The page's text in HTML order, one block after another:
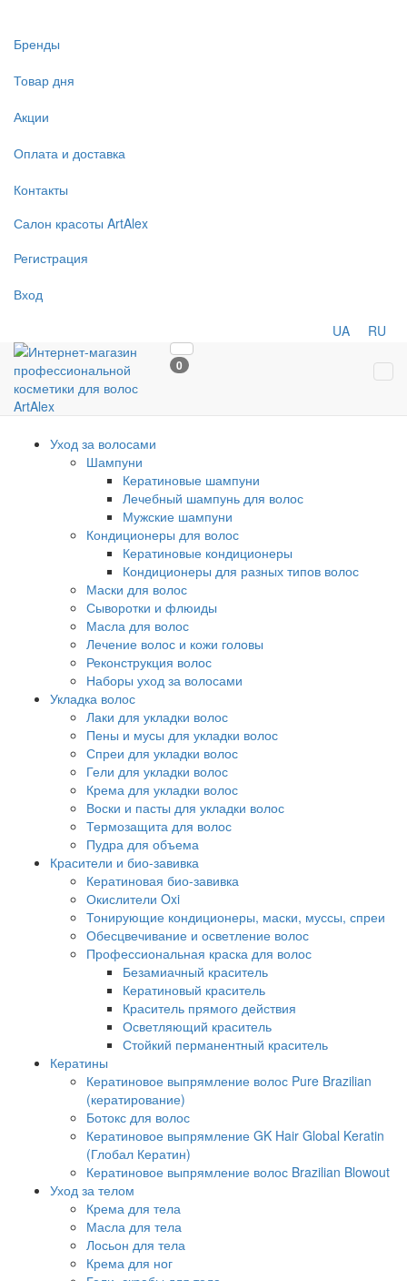
Бренды
Товар дня
Акции
Оплата и доставка
Контакты
Салон красоты ArtAlex
Регистрация
Вход
UA RU
0
Уход за волосами
Шампуни
Кератиновые шампуни
Лечебный шампунь для волос
Мужские шампуни
Кондиционеры для волос
Кератиновые кондиционеры
Кондиционеры для разных типов волос
Маски для волос
Сыворотки и флюиды
Масла для волос
Лечение волос и кожи головы
Реконструкция волос
Наборы уход за волосами
Укладка волос
Лаки для укладки волос
Пены и мусы для укладки волос
Спреи для укладки волос
Гели для укладки волос
Крема для укладки волос
Воски и пасты для укладки волос
Термозащита для волос
Пудра для объема
Красители и био-завивка
Кератиновая био-завивка
Окислители Oxi
Тонирующие кондиционеры, маски, муссы, спреи
Обесцвечивание и осветление волос
Профессиональная краска для волос
Безамиачный краситель
Кератиновый краситель
Краситель прямого действия
Осветляющий краситель
Стойкий перманентный краситель
Кератины
Кератиновое выпрямление волос Pure Brazilian
(кератирование)
Ботокс для волос
Кератиновое выпрямление GK Hair Global Keratin
(Глобал Кератин)
Кератиновое выпрямление волос Brazilian Blowout
Уход за телом
Крема для тела
Масла для тела
Лосьон для тела
Крема для ног